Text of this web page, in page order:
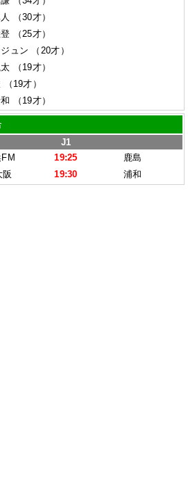
（30才）
（25才）
ュン
（20才）
（19才）
（19才）
（19才）
J1
19:25
鹿島
阪
19:30 浦和